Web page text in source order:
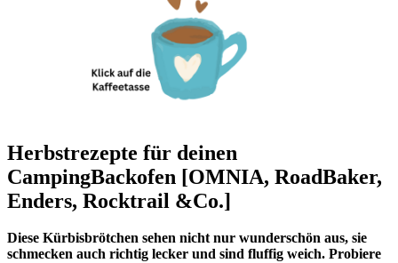
Herbstrezepte für deinen
CampingBackofen [OMNIA, RoadBaker,
Enders, Rocktrail &Co.]
Diese Kürbisbrötchen sehen nicht nur wunderschön aus, sie
schmecken auch richtig lecker und sind fluffig weich. Probiere